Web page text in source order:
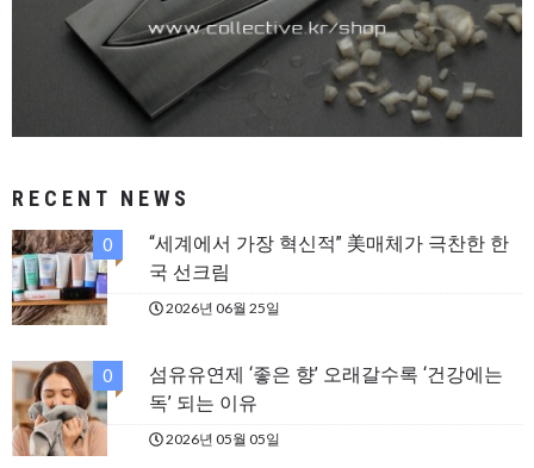
RECENT NEWS
0
“세계에서 가장 혁신적” 美매체가 극찬한 한
국 선크림
2026년 06월 25일
0
섬유유연제 ‘좋은 향’ 오래갈수록 ‘건강에는
독’ 되는 이유
2026년 05월 05일